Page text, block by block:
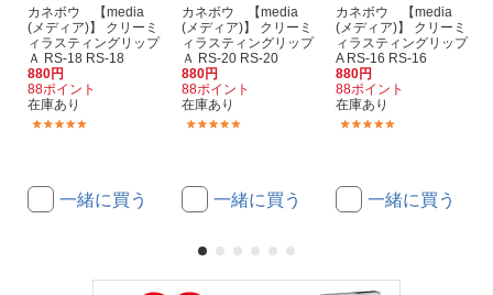
カネボウ 【media
(メディア)】 クリーミ
ィラスティングリップ
Ａ RS-18 RS-18
880円
88ポイント
在庫あり
一緒に買う
カネボウ 【media
(メディア)】 クリーミ
ィラスティングリップ
Ａ RS-20 RS-20
880円
88ポイント
在庫あり
一緒に買う
カネボウ 【media
(メディア)】 クリーミ
ィラスティングリップ
A RS-16 RS-16
880円
88ポイント
在庫あり
一緒に買う